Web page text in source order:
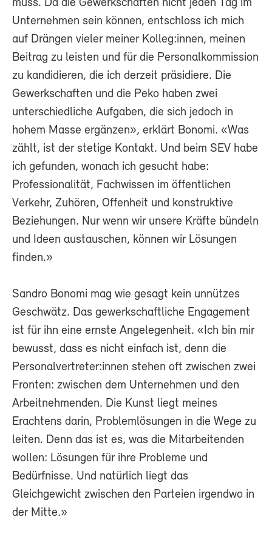
muss. Da die Gewerkschaften nicht jeden Tag im
Unternehmen sein können, entschloss ich mich
auf Drängen vieler meiner Kolleg:innen, meinen
Beitrag zu leisten und für die Personalkommission
zu kandidieren, die ich derzeit präsidiere. Die
Gewerkschaften und die Peko haben zwei
unterschiedliche Aufgaben, die sich jedoch in
hohem Masse ergänzen», erklärt Bonomi. «Was
zählt, ist der stetige Kontakt. Und beim SEV habe
ich gefunden, wonach ich gesucht habe:
Professionalität, Fachwissen im öffentlichen
Verkehr, Zuhören, Offenheit und konstruktive
Beziehungen. Nur wenn wir unsere Kräfte bündeln
und Ideen austauschen, können wir Lösungen
finden.»
Sandro Bonomi mag wie gesagt kein unnützes
Geschwätz. Das gewerkschaftliche Engagement
ist für ihn eine ernste Angelegenheit. «Ich bin mir
bewusst, dass es nicht einfach ist, denn die
Personalvertreter:innen stehen oft zwischen zwei
Fronten: zwischen dem Unternehmen und den
Arbeitnehmenden. Die Kunst liegt meines
Erachtens darin, Problemlösungen in die Wege zu
leiten. Denn das ist es, was die Mitarbeitenden
wollen: Lösungen für ihre Probleme und
Bedürfnisse. Und natürlich liegt das
Gleichgewicht zwischen den Parteien irgendwo in
der Mitte.»